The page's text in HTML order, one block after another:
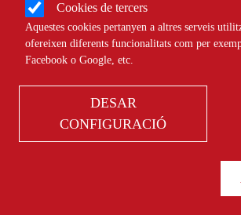
Cookies de tercers
Aquestes cookies pertanyen a altres serveis
ofereixen diferents funcionalitats com per
Facebook o Google, etc.
DESAR
CONFIGURACIÓ
L’aFFaC reclama
estructurals urgents”
calor extrema als centres